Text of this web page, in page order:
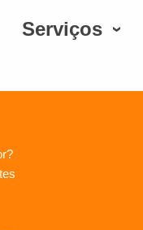
Serviços